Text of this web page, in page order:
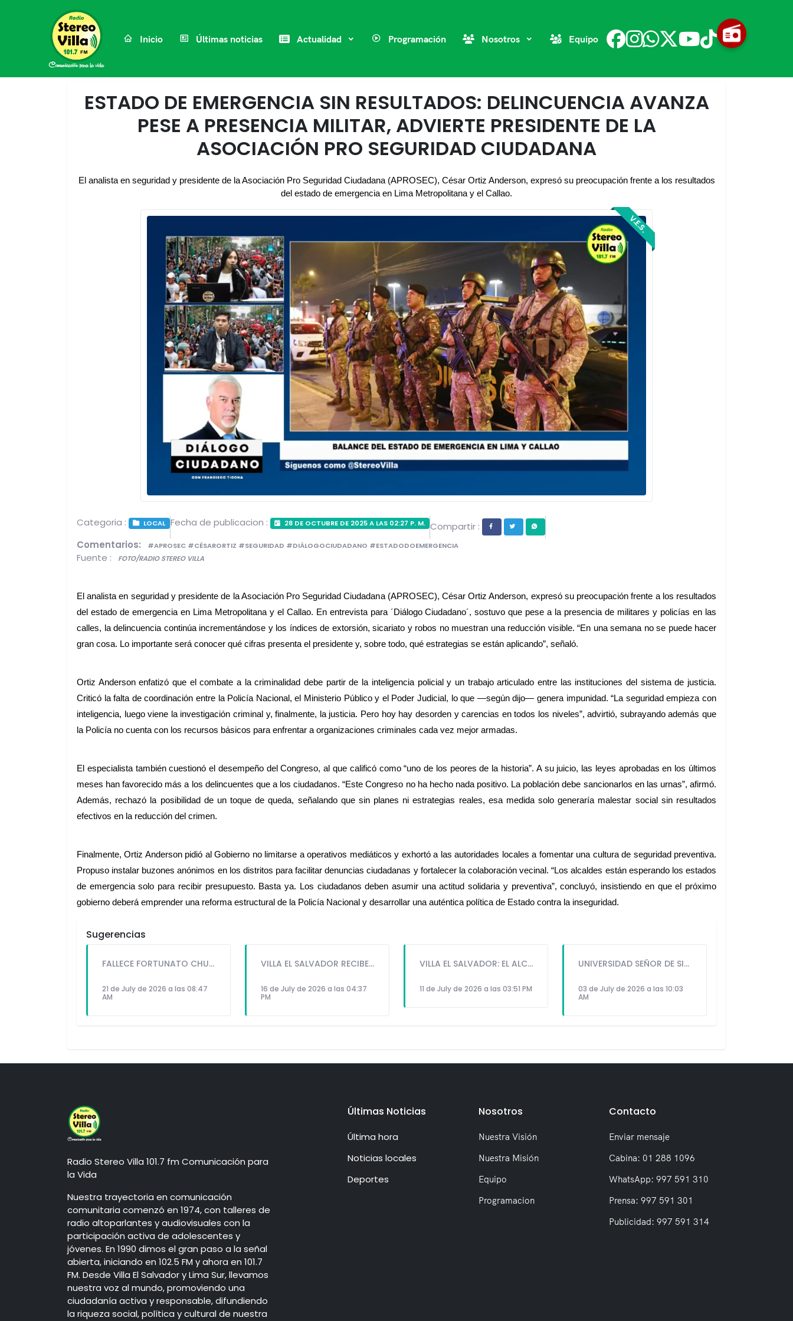
Inicio Últimas noticias Actualidad Programación Nosotros Equipo
ESTADO DE EMERGENCIA SIN RESULTADOS: DELINCUENCIA AVANZA
PESE A PRESENCIA MILITAR, ADVIERTE PRESIDENTE DE LA
ASOCIACIÓN PRO SEGURIDAD CIUDADANA
El analista en seguridad y presidente de la Asociación Pro Seguridad Ciudadana (APROSEC), César Ortiz Anderson, expresó su preocupación frente a los resultados
del estado de emergencia en Lima Metropolitana y el Callao.
V.E.S.
Categoria : LOCAL Fecha de publicacion : 28 DE OCTUBRE DE 2025 A LAS 02:27 P. M. Compartir :
Comentarios:
#APROSEC #CÉSARORTIZ #SEGURIDAD #DIÁLOGOCIUDADANO #ESTADODOEMERGENCIA
Fuente : FOTO/RADIO STEREO VILLA
El analista en seguridad y presidente de la Asociación Pro Seguridad Ciudadana (APROSEC), César Ortiz Anderson, expresó su preocupación frente a los resultados
del estado de emergencia en Lima Metropolitana y el Callao. En entrevista para ´Diálogo Ciudadano´, sostuvo que pese a la presencia de militares y policías en las
calles, la delincuencia continúa incrementándose y los índices de extorsión, sicariato y robos no muestran una reducción visible. “En una semana no se puede hacer
gran cosa. Lo importante será conocer qué cifras presenta el presidente y, sobre todo, qué estrategias se están aplicando”, señaló.
Ortiz Anderson enfatizó que el combate a la criminalidad debe partir de la inteligencia policial y un trabajo articulado entre las instituciones del sistema de justicia.
Criticó la falta de coordinación entre la Policía Nacional, el Ministerio Público y el Poder Judicial, lo que —según dijo— genera impunidad. “La seguridad empieza con
inteligencia, luego viene la investigación criminal y, finalmente, la justicia. Pero hoy hay desorden y carencias en todos los niveles”, advirtió, subrayando además que
la Policía no cuenta con los recursos básicos para enfrentar a organizaciones criminales cada vez mejor armadas.
El especialista también cuestionó el desempeño del Congreso, al que calificó como “uno de los peores de la historia”. A su juicio, las leyes aprobadas en los últimos
meses han favorecido más a los delincuentes que a los ciudadanos. “Este Congreso no ha hecho nada positivo. La población debe sancionarlos en las urnas”, afirmó.
Además, rechazó la posibilidad de un toque de queda, señalando que sin planes ni estrategias reales, esa medida solo generaría malestar social sin resultados
efectivos en la reducción del crimen.
Finalmente, Ortiz Anderson pidió al Gobierno no limitarse a operativos mediáticos y exhortó a las autoridades locales a fomentar una cultura de seguridad preventiva.
Propuso instalar buzones anónimos en los distritos para facilitar denuncias ciudadanas y fortalecer la colaboración vecinal. “Los alcaldes están esperando los estados
de emergencia solo para recibir presupuesto. Basta ya. Los ciudadanos deben asumir una actitud solidaria y preventiva”, concluyó, insistiendo en que el próximo
gobierno deberá emprender una reforma estructural de la Policía Nacional y desarrollar una auténtica política de Estado contra la inseguridad.
Sugerencias
FALLECE FORTUNATO CHUQUITAYPE ANDRADE, “EL CHOLO”, REFERENTE DE LA SOLIDARIDAD Y LA CULTURA EN VILLA EL SALVADOR
21 de July de 2026 a las 08:47
AM
VILLA EL SALVADOR RECIBE A ANA CORREA PARA PRESENTAR LIBRO SOBRE MEMORIA, TEATRO Y RESISTENCIA DURANTE EL CONFLICTO ARMADO INTERNO.
16 de July de 2026 a las 04:37
PM
VILLA EL SALVADOR: EL ALCALDE GUIDO IÑIGO PERALTA PRIORIZÓ CONCIERTO DE SOMOS PERÚ Y NO ASISTIÓ AL DESFILE ESCOLAR CÍVICO CULTURAL 2026
11 de July de 2026 a las 03:51 PM
UNIVERSIDAD SEÑOR DE SIPÁN PRESENTÓ ROBOT HUMANOIDE DE ÚLTIMA GENERACIÓN PARA FORTALECER LA INVESTIGACIÓN Y LA FORMACIÓN ACADÉMICA
03 de July de 2026 a las 10:03
AM
Radio Stereo Villa 101.7 fm Comunicación para
la Vida
Nuestra trayectoria en comunicación
comunitaria comenzó en 1974, con talleres de
radio altoparlantes y audiovisuales con la
participación activa de adolescentes y
jóvenes. En 1990 dimos el gran paso a la señal
abierta, iniciando en 102.5 FM y ahora en 101.7
FM. Desde Villa El Salvador y Lima Sur, llevamos
nuestra voz al mundo, promoviendo una
ciudadanía activa y responsable, difundiendo
la riqueza social, política y cultural de nuestra
Últimas Noticias
Última hora
Noticias locales
Deportes
Nosotros
Nuestra Visión
Nuestra Misión
Equipo
Programacion
Contacto
Enviar mensaje
Cabina: 01 288 1096
WhatsApp: 997 591 310
Prensa: 997 591 301
Publicidad: 997 591 314